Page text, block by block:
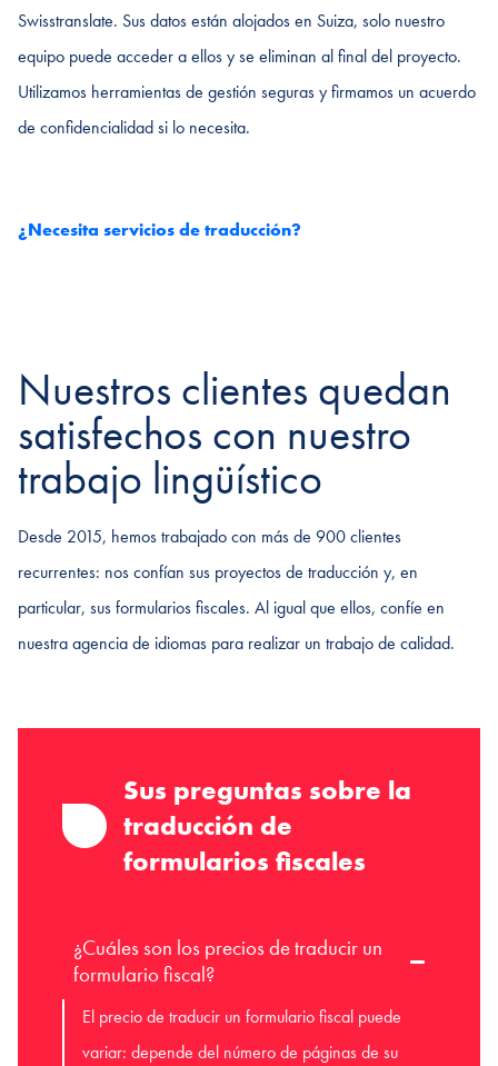
Swisstranslate. Sus datos están alojados en Suiza, solo nuestro
equipo puede acceder a ellos y se eliminan al final del proyecto.
Utilizamos herramientas de gestión seguras y firmamos un acuerdo
de confidencialidad si lo necesita.
¿Necesita servicios de traducción?
Nuestros clientes quedan
satisfechos con nuestro
trabajo lingüístico
Desde 2015, hemos trabajado con más de 900 clientes
recurrentes: nos confían sus proyectos de traducción y, en
particular, sus formularios fiscales. Al igual que ellos, confíe en
nuestra agencia de idiomas para realizar un trabajo de calidad.
Sus preguntas sobre la
traducción de
formularios fiscales
¿Cuáles son los precios de traducir un
formulario fiscal?
El precio de traducir un formulario fiscal puede
variar: depende del número de páginas de su